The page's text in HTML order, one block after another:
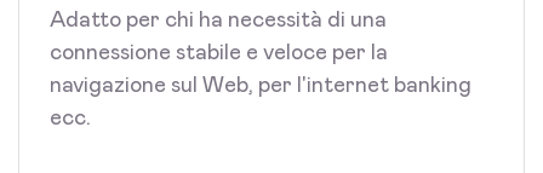
Adatto per chi ha necessità di una
connessione stabile e veloce per la
navigazione sul Web, per l'internet banking
ecc.